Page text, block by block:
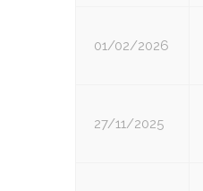
01/02/2026
27/11/2025